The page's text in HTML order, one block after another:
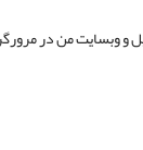
و وبسایت من در